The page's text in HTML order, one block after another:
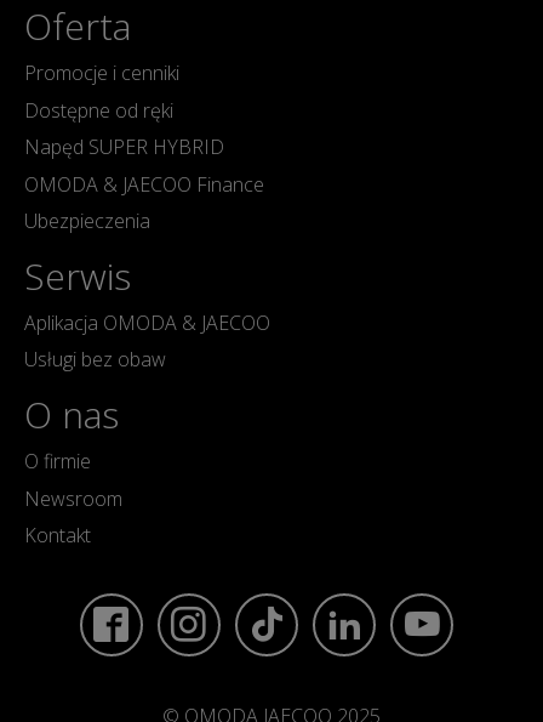
Oferta
Promocje i cenniki
Dostępne od ręki
Napęd SUPER HYBRID
OMODA & JAECOO Finance
Ubezpieczenia
Serwis
Aplikacja OMODA & JAECOO
Usługi bez obaw
O nas
O firmie
Newsroom
Kontakt
© OMODA JAECOO 2025